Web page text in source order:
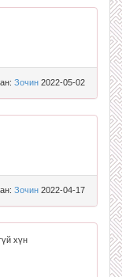
Зочин 2022-05-02
Зочин 2022-04-17
хүн